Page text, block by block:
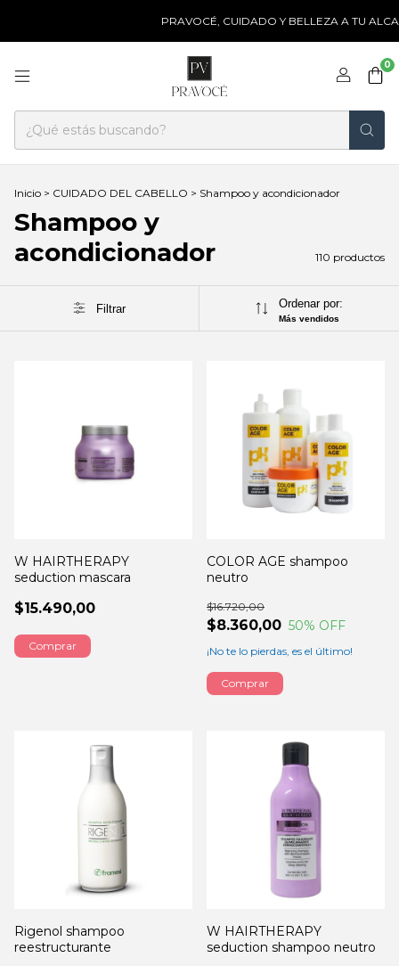
PRAVOCÉ, CUIDADO Y BELLEZA A TU ALCANCE
0
Inicio > CUIDADO DEL CABELLO > Shampoo y acondicionador
Shampoo y
acondicionador
110 productos
Filtrar Ordenar por:
Más vendidos
W HAIRTHERAPY
seduction mascara
$15.490,00
Comprar
COLOR AGE shampoo
neutro
$8.360,00
$16.720,00
50% OFF
¡No te lo pierdas, es el último!
Comprar
Rigenol shampoo
reestructurante
W HAIRTHERAPY
seduction shampoo neutro